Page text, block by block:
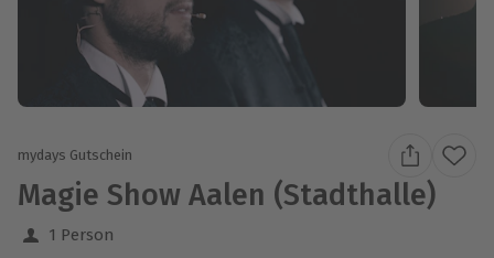
mydays Gutschein
Magie Show Aalen (Stadthalle)
1 Person